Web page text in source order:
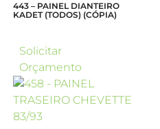
443 – PAINEL DIANTEIRO
KADET (TODOS) (CÓPIA)
Solicitar
Orçamento